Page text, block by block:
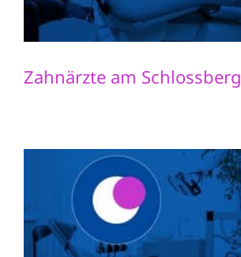
Zahnärzte am Schlossberg